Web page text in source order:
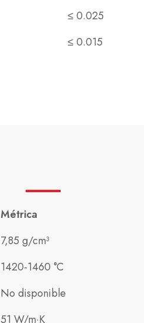
≤ 0.025
≤ 0.015
Métrica
7,85 g/cm³
1420-1460 °C
No disponible
51 W/m·K